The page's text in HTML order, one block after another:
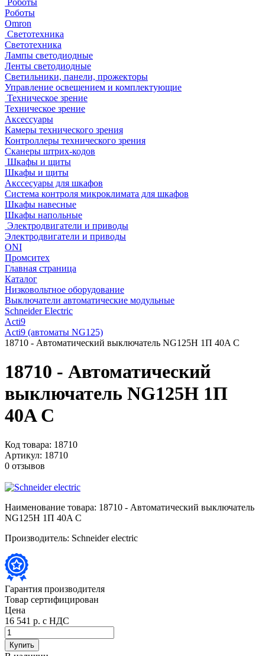
Роботы
Роботы
Omron
Светотехника
Светотехника
Лампы светодиодные
Ленты светодиодные
Светильники, панели, прожекторы
Управление освещением и комплектующие
Техническое зрение
Техническое зрение
Аксессуары
Камеры технического зрения
Контроллеры технического зрения
Сканеры штрих-кодов
Шкафы и щиты
Шкафы и щиты
Акссесуары для шкафов
Система контроля микроклимата для шкафов
Шкафы навесные
Шкафы напольные
Электродвигатели и приводы
Электродвигатели и приводы
ONI
Промситех
Главная страница
Каталог
Низковольтное оборудование
Выключатели автоматические модульные
Schneider Electric
Acti9
Acti9 (автоматы NG125)
18710 - Автоматический выключатель NG125H 1П 40A C
18710 - Автоматический
выключатель NG125H 1П
40A C
Код товара: 18710
Артикул: 18710
0 отзывов
Наименование товара: 18710 - Автоматический выключатель
NG125H 1П 40A C
Производитель: Schneider electric
Гарантия производителя
Товар сертифицирован
Цена
16 541 р. с НДС
Купить